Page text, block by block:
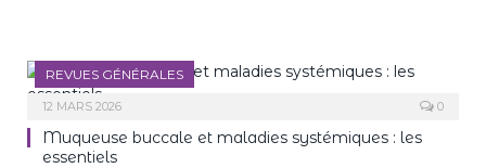
REVUES GÉNÉRALES
12 MARS 2026 0
Muqueuse buccale et maladies systémiques : les
essentiels